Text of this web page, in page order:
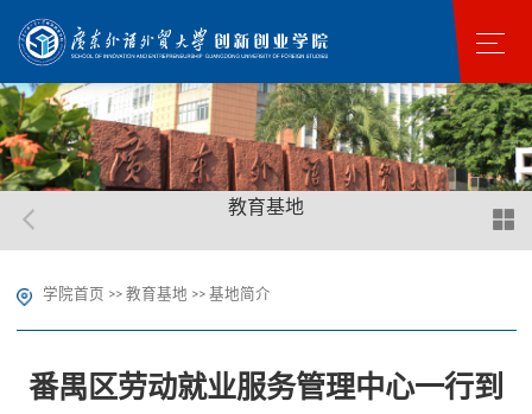
教育基地
学院首页 >> 教育基地 >> 基地简介
番禺区劳动就业服务管理中心一行到